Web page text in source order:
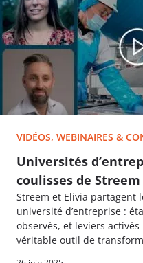
VIDÉOS, WEBINAIRES &
Universités
coulisses de
Streem et Elivia partagent
université d’entreprise :
observés, et leviers
véritable outil de